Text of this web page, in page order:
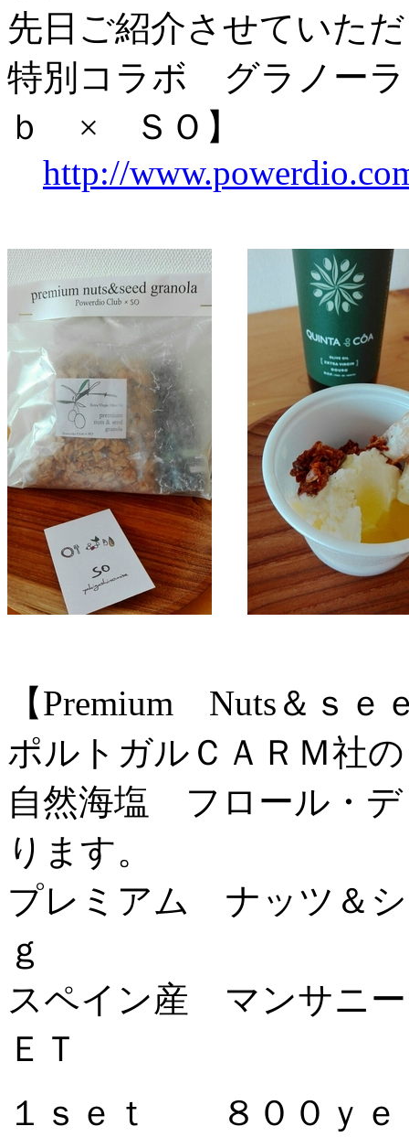
先日ご紹介させていた
特別コラボ グラノー
ｂ × ＳＯ】
http://
【Premium Nuts＆ｓ
ポルトガルＣＡＲＭ社
自然海塩 フロール・
ります。
プレミアム ナッツ＆
ｇ
スペイン産 マンサ
ＥＴ
１ｓｅｔ ８００ｙｅ